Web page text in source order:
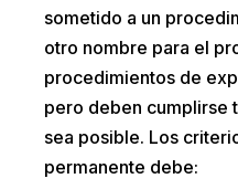
sometido a un
otro nombre para el
procedimientos de
pero deben cumplirse
sea posible. Los
permanente debe: